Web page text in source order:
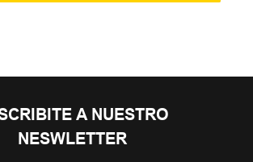
A NUESTRO
NESWLETTER